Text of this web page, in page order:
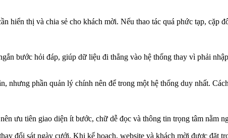
thị và chia sẻ cho khách mời. Nếu thao tác quá phức tạp, cặp
bước hỏi đáp, giúp dữ liệu đi thẳng vào hệ thống thay vì phải
nhưng phần quản lý chính nên để trong một hệ thống duy nhất.
ưu tiên giao diện ít bước, chữ dễ đọc và thông tin trọng tâm nằm
đổi sát ngày cưới. Khi kế hoạch, website và khách mời được đặt